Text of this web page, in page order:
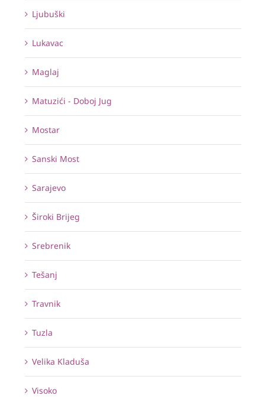
Ljubuški
Lukavac
Maglaj
Matuzići - Doboj Jug
Mostar
Sanski Most
Sarajevo
Široki Brijeg
Srebrenik
Tešanj
Travnik
Tuzla
Velika Kladuša
Visoko